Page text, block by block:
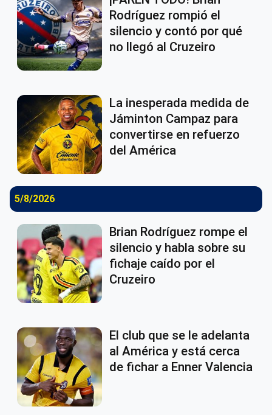
Rodríguez rompió el
silencio y contó por qué
no llegó al Cruzeiro
La inesperada medida de
Jáminton Campaz para
convertirse en refuerzo
del América
5/8/2026
Brian Rodríguez rompe el
silencio y habla sobre su
fichaje caído por el
Cruzeiro
El club que se le adelanta
al América y está cerca
de fichar a Enner Valencia